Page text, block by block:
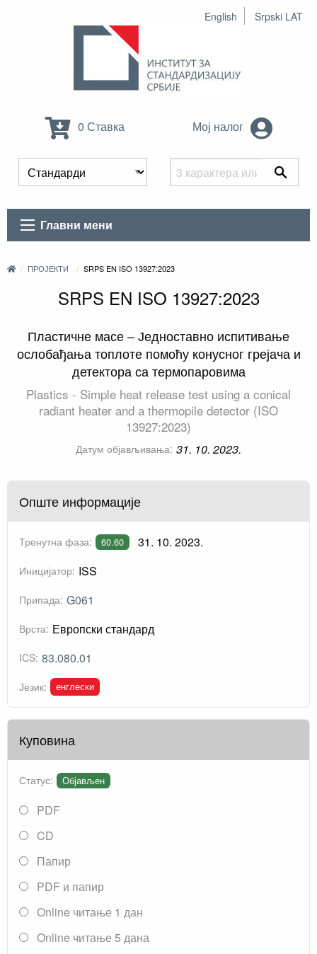
English Srpski LAT
0 Ставка Мој налог
Главни мени
ПРОЈЕКТИ SRPS EN ISO 13927:2023
SRPS EN ISO 13927:2023
Пластичне масе – Једноставно испитивање
ослобађања топлоте помоћу конусног грејача и
детектора са термопаровима
Plastics - Simple heat release test using a conical
radiant heater and a thermopile detector (ISO
13927:2023)
Датум објављивања: 31. 10. 2023.
Опште информације
Тренутна фаза: 60.60 31. 10. 2023.
Иницијатор: ISS
Припада: G061
Врста: Европски стандард
ICS: 83.080.01
Језик: енглески
Куповина
Статус: Објављен
PDF
CD
Папир
PDF и папир
Online читање 1 дан
Online читање 5 дана